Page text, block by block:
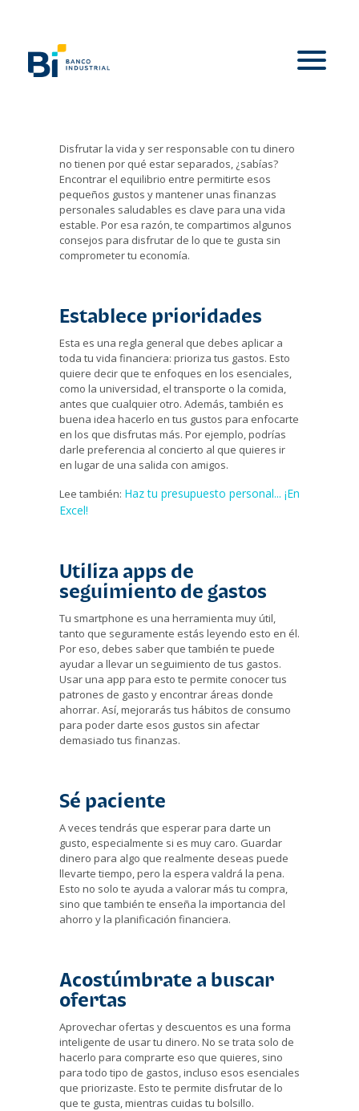
Disfrutar la vida y ser responsable con tu dinero
no tienen por qué estar separados, ¿sabías?
Encontrar el equilibrio entre permitirte esos
pequeños gustos y mantener unas finanzas
personales saludables es clave para una vida
estable. Por esa razón, te compartimos algunos
consejos para disfrutar de lo que te gusta sin
comprometer tu economía.
Establece prioridades
Esta es una regla general que debes aplicar a
toda tu vida financiera: prioriza tus gastos. Esto
quiere decir que te enfoques en los esenciales,
como la universidad, el transporte o la comida,
antes que cualquier otro. Además, también es
buena idea hacerlo en tus gustos para enfocarte
en los que disfrutas más. Por ejemplo, podrías
darle preferencia al concierto al que quieres ir
en lugar de una salida con amigos.
Lee también: Haz tu presupuesto personal... ¡En
Excel!
Utiliza apps de
seguimiento de gastos
Tu smartphone es una herramienta muy útil,
tanto que seguramente estás leyendo esto en él.
Por eso, debes saber que también te puede
ayudar a llevar un seguimiento de tus gastos.
Usar una app para esto te permite conocer tus
patrones de gasto y encontrar áreas donde
ahorrar. Así, mejorarás tus hábitos de consumo
para poder darte esos gustos sin afectar
demasiado tus finanzas.
Sé paciente
A veces tendrás que esperar para darte un
gusto, especialmente si es muy caro. Guardar
dinero para algo que realmente deseas puede
llevarte tiempo, pero la espera valdrá la pena.
Esto no solo te ayuda a valorar más tu compra,
sino que también te enseña la importancia del
ahorro y la planificación financiera.
Acostúmbrate a buscar
ofertas
Aprovechar ofertas y descuentos es una forma
inteligente de usar tu dinero. No se trata solo de
hacerlo para comprarte eso que quieres, sino
para todo tipo de gastos, incluso esos esenciales
que priorizaste. Esto te permite disfrutar de lo
que te gusta, mientras cuidas tu bolsillo.